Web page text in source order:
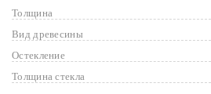
Толщина
Вид древесины
Остекление
Толщина стекла